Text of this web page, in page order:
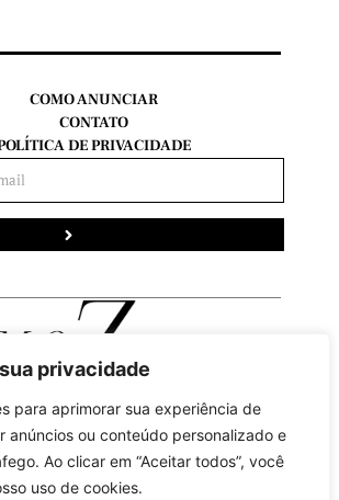
privacidade
para aprimorar sua experiência de
anúncios ou conteúdo personalizado e
Ao clicar em “Aceitar todos”, você
uso de cookies.
FACEBOOK
INSTAGRAM
COMO ANUNCIAR
CONTATO
DE PRIVACIDADE